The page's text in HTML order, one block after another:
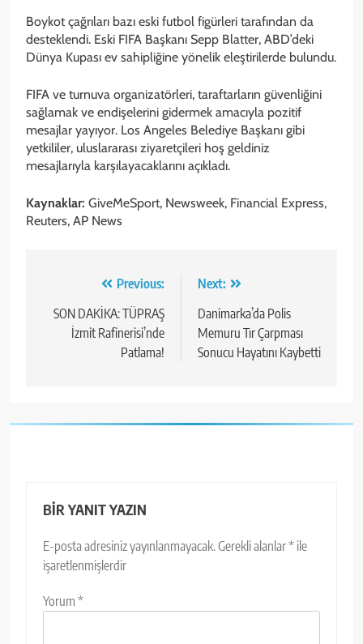
Boykot çağrıları bazı eski futbol figürleri tarafından da
desteklendi. Eski FIFA Başkanı Sepp Blatter, ABD’deki
Dünya Kupası ev sahipliğine yönelik eleştirilerde bulundu.
FIFA ve turnuva organizatörleri, taraftarların güvenliğini
sağlamak ve endişelerini gidermek amacıyla pozitif
mesajlar yayıyor. Los Angeles Belediye Başkanı gibi
yetkililer, uluslararası ziyaretçileri hoş geldiniz
mesajlarıyla karşılayacaklarını açıkladı.
Kaynaklar: GiveMeSport, Newsweek, Financial Express,
Reuters, AP News
gezinmesi
Previous:
SON DAKİKA: TÜPRAŞ
İzmit Rafinerisi’nde
Patlama!
Next:
Danimarka’da Polis
Memuru Tır Çarpması
Sonucu Hayatını Kaybetti
BIR YANIT YAZIN
E-posta adresiniz yayınlanmayacak.Gerekli alanlar* ile
işaretlenmişlerdir
Yorum *